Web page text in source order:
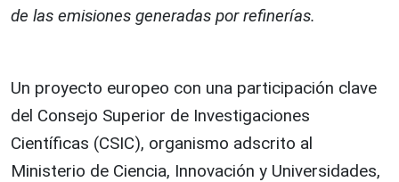
de las emisiones generadas por refinerías.
Un proyecto europeo con una participación clave
del Consejo Superior de Investigaciones
Científicas (CSIC), organismo adscrito al
Ministerio de Ciencia, Innovación y Universidades,